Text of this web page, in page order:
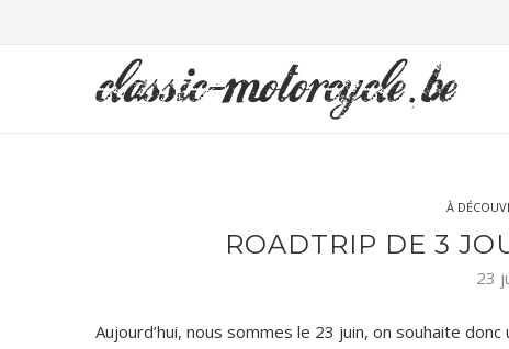
À
ROADTRIP DE 3
23
Aujourd’hui, nous sommes le 23 juin, on souhaite